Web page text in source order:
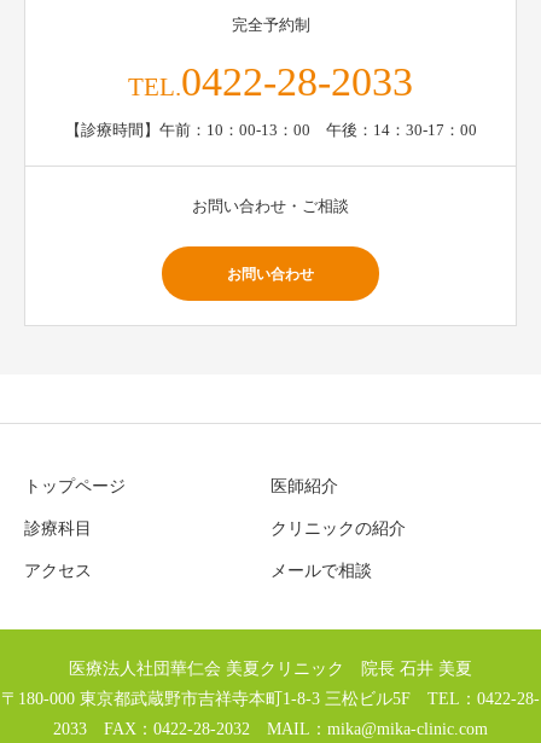
完全予約制
TEL.0422-28-2033
【診療時間】午前：10：00-13：00 午後：14：30-17：00
お問い合わせ・ご相談
お問い合わせ
トップページ 医師紹介
診療科目 クリニックの紹介
アクセス メールで相談
医療法人社団華仁会 美夏クリニック 院長 石井 美夏
〒180-000 東京都武蔵野市吉祥寺本町1-8-3 三松ビル5F TEL：0422-28-
2033 FAX：0422-28-2032 MAIL： mika@mika-clinic.com